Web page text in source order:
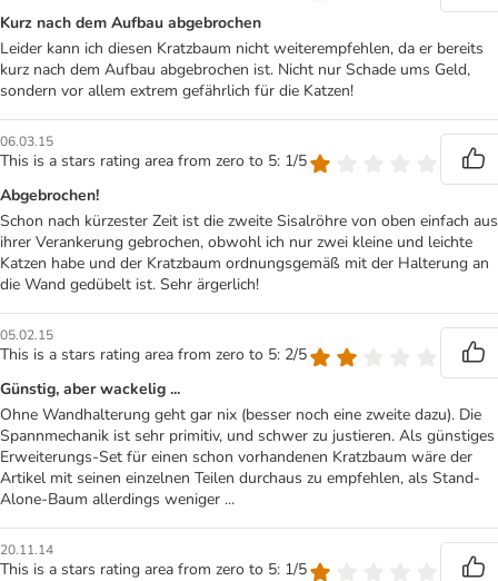
Kurz nach dem Aufbau abgebrochen
Leider kann ich diesen Kratzbaum nicht weiterempfehlen, da er bereits
kurz nach dem Aufbau abgebrochen ist. Nicht nur Schade ums Geld,
sondern vor allem extrem gefährlich für die Katzen!
06.03.15
This is a stars rating area from zero to 5: 1/5
Abgebrochen!
Schon nach kürzester Zeit ist die zweite Sisalröhre von oben einfach aus
ihrer Verankerung gebrochen, obwohl ich nur zwei kleine und leichte
Katzen habe und der Kratzbaum ordnungsgemäß mit der Halterung an
die Wand gedübelt ist. Sehr ärgerlich!
05.02.15
This is a stars rating area from zero to 5: 2/5
Günstig, aber wackelig ...
Ohne Wandhalterung geht gar nix (besser noch eine zweite dazu). Die
Spannmechanik ist sehr primitiv, und schwer zu justieren. Als günstiges
Erweiterungs-Set für einen schon vorhandenen Kratzbaum wäre der
Artikel mit seinen einzelnen Teilen durchaus zu empfehlen, als Stand-
Alone-Baum allerdings weniger ...
20.11.14
This is a stars rating area from zero to 5: 1/5